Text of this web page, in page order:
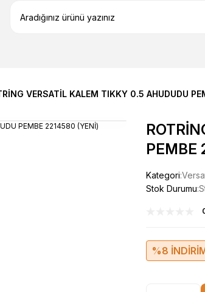
VERSATİL KALEM TIKKY 0.5 AHUDUDU
PEMBE
Kategori
Stok Durumu
%8